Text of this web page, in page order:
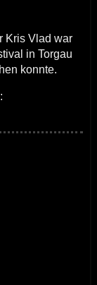
Kris Vlad war
in Torgau
konnte.